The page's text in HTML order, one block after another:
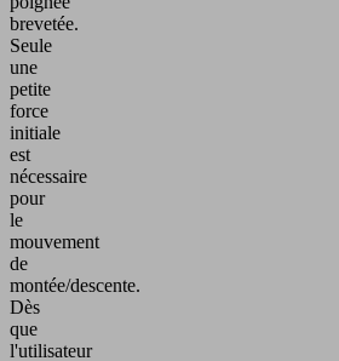
brevetée.
Seule
une
petite
force
initiale
est
nécessaire
pour
le
mouvement
de
montée/descente.
Dès
que
l'utilisateur